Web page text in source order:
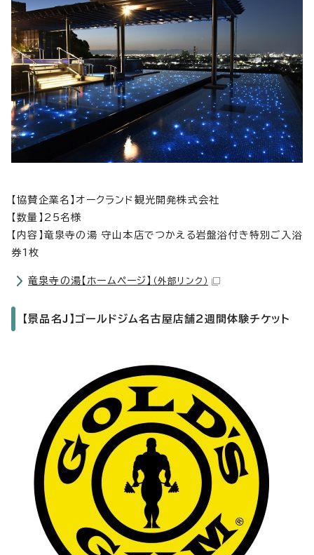
【協賛企業名】オークランド観光開発株式会社
【数量】25名様
【内容】竜泉寺の湯 守山本店でつかえる岩盤浴付き特別ご入浴
券1枚
竜泉寺の湯【ホームページ】 （外部リンク）
【景品名J】ゴールドジム名古屋店舗2週間体験チケット